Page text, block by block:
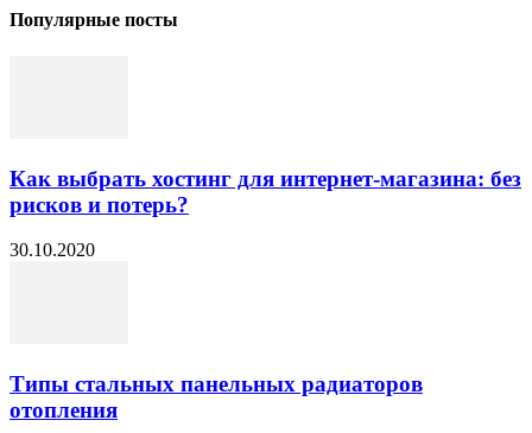
Популярные посты
Как выбрать хостинг для интернет-магазина: без
рисков и потерь?
30.10.2020
Типы стальных панельных радиаторов
отопления